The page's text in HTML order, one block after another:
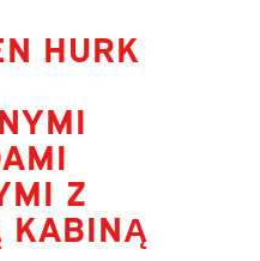
HURK
Z
KABINĄ